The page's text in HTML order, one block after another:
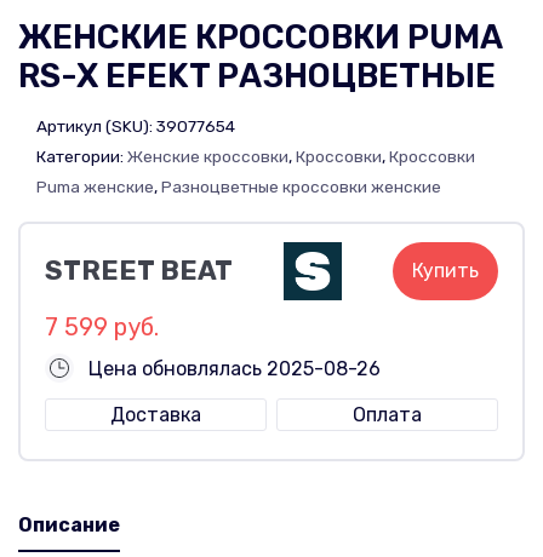
ЖЕНСКИЕ КРОССОВКИ PUMA
RS-X EFEKT РАЗНОЦВЕТНЫЕ
Артикул (SKU): 39077654
Категории: Женские кроссовки,Кроссовки,Кроссовки
Puma женские,Разноцветные кроссовки женские
STREET BEAT Купить
7 599 руб.
Цена обновлялась 2025-08-26
Доставка
Оплата
Описание